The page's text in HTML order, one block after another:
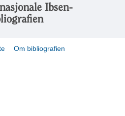
Ibsen-
Om bibliografien